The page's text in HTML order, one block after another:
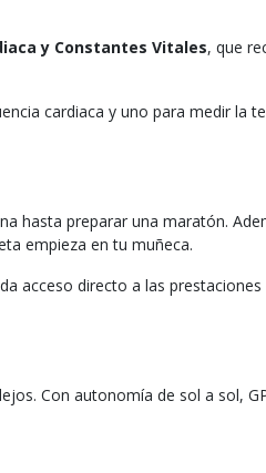
y Constantes Vitales, que
cardiaca y uno para medir la
hasta preparar una maratón.
empieza en tu muñeca.
acceso directo a las
Con autonomía de sol a sol,